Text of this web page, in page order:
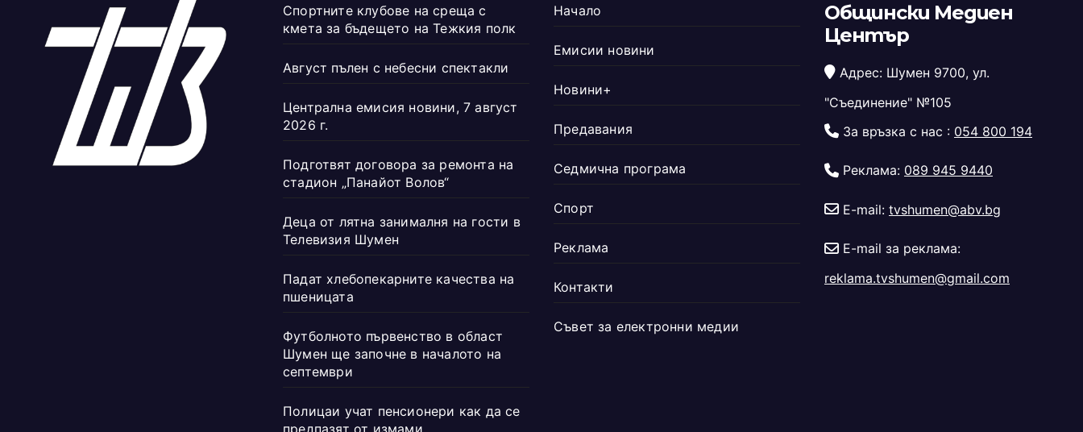
Спортните клубове на среща с
кмета за бъдещето на Тежкия полк
Август пълен с небесни спектакли
Централна емисия новини, 7 август
2026 г.
Подготвят договора за ремонта на
стадион „Панайот Волов“
Деца от лятна занималня на гости в
Телевизия Шумен
Падат хлебопекарните качества на
пшеницата
Футболното първенство в област
Шумен ще започне в началото на
септември
Полицаи учат пенсионери как да се
Начало
Емисии новини
Новини+
Предавания
Седмична програма
Спорт
Реклама
Контакти
Съвет за електронни медии
Общински Медиен
Център
Адрес: Шумен 9700, ул.
"Съединение" №105
За връзка с нас : 054 800 194
Реклама: 089 945 9440
E-mail: tvshumen@abv.bg
E-mail за реклама:
reklama.tvshumen@gmail.com